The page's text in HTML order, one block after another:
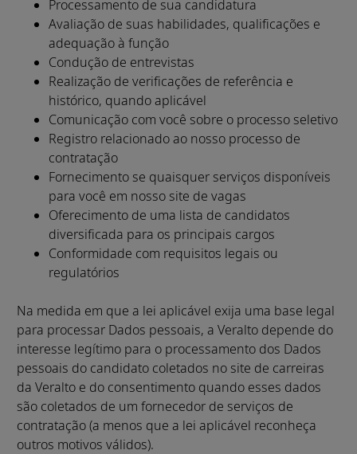
Processamento de sua candidatura
Avaliação de suas habilidades, qualificações e
adequação à função
Condução de entrevistas
Realização de verificações de referência e
histórico, quando aplicável
Comunicação com você sobre o processo seletivo
Registro relacionado ao nosso processo de
contratação
Fornecimento se quaisquer serviços disponíveis
para você em nosso site de vagas
Oferecimento de uma lista de candidatos
diversificada para os principais cargos
Conformidade com requisitos legais ou
regulatórios
Na medida em que a lei aplicável exija uma base legal
para processar Dados pessoais, a Veralto depende do
interesse legítimo para o processamento dos Dados
pessoais do candidato coletados no site de carreiras
da Veralto e do consentimento quando esses dados
são coletados de um fornecedor de serviços de
contratação (a menos que a lei aplicável reconheça
outros motivos válidos).